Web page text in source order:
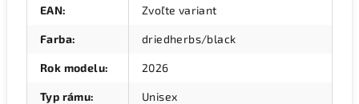
EAN: Zvoľte variant
Farba: driedherbs/black
Rok modelu: 2026
Typ rámu: Unisex